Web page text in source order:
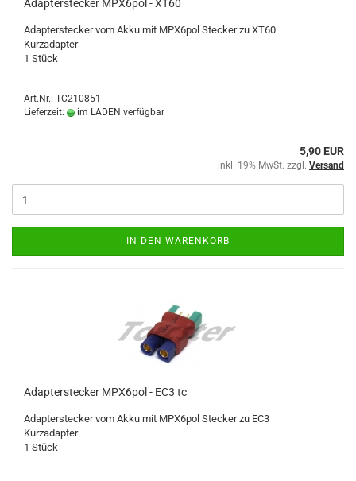
Adapterstecker MPX6pol - XT60
Adapterstecker vom Akku mit MPX6pol Stecker zu XT60
Kurzadapter
1 Stück
Art.Nr.: TC210851
Lieferzeit:
im LADEN verfügbar
5,90 EUR
inkl. 19% MwSt. zzgl. Versand
IN DEN WARENKORB
Adapterstecker MPX6pol - EC3 tc
Adapterstecker vom Akku mit MPX6pol Stecker zu EC3
Kurzadapter
1 Stück